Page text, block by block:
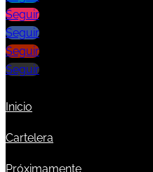
Seguir
Seguir
Seguir
Seguir
Inicio
Cartelera
Próximamente